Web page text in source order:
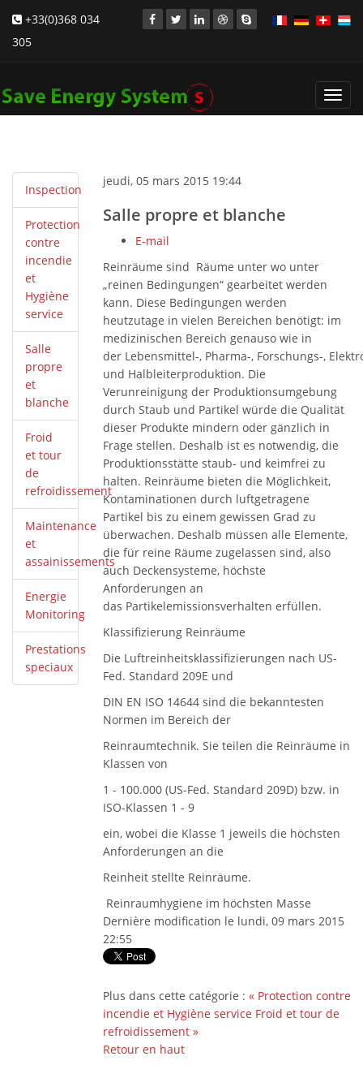
+33(0)368 034
305
Inspection
Protection
contre
incendie
et
Hygiène
service
Salle
propre
et
blanche
Froid
et tour
de
refroidissement
Maintenance
et
assainissements
Energie
Monitoring
Prestations
speciaux
jeudi, 05 mars 2015 19:44
Salle propre et blanche
E-mail
Reinräume sind Räume unter wo unter
„reinen Bedingungen“ gearbeitet werden
kann. Diese Bedingungen werden
heutzutage in vielen Bereichen benötigt: im
medizinischen Bereich genauso wie in
der Lebensmittel-, Pharma-, Forschungs-,
und Halbleiterproduktion. Die
Verunreinigung der Produktionsumgebung
durch Staub und Partikel würde die Qualität
dieser Produkte mindern oder gänzlich in
Frage stellen. Deshalb ist es notwendig, die
Produktionsstätte staub- und keimfrei zu
halten. Reinräume bieten die Möglichkeit,
Kontaminationen durch luftgetragene
Partikel bis zu einem gewissen Grad zu
überwachen. Deshalb müssen alle Elemente,
die für reine Räume zugelassen sind, also
auch Deckensysteme, höchste
Anforderungen an
das Partikelemissionsverhalten erfüllen.
Klassifizierung Reinräume
Die Luftreinheitsklassiﬁzierungen nach US-
Fed. Standard 209E und
DIN EN ISO 14644 sind die bekanntesten
Normen im Bereich der
Reinraumtechnik. Sie teilen die Reinräume in
Klassen von
1 - 100.000 (US-Fed. Standard 209D) bzw. in
ISO-Klassen 1 - 9
ein, wobei die Klasse 1 jeweils die höchsten
Anforderungen an die
Reinheit stellte Reinräume.
Reinraumhygiene im höchsten Masse
Dernière modification le lundi, 09 mars 2015
22:55
Plus dans cette catégorie : « Protection contre
incendie et Hygiène service Froid et tour de
refroidissement »
Retour en haut